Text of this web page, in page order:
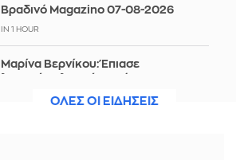
Βραδινό Magazino 07-08-2026
IN 1 HOUR
Μαρίνα Βερνίκου: Έπιασε
ΟΛΕΣ ΟΙ ΕΙΔΗΣΕΙΣ